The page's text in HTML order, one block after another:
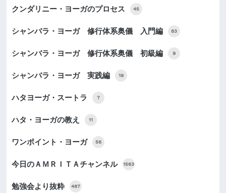
クンダリニー・ヨーガのプロセス 45
シャンバラ・ヨーガ 修行体系奥儀 入門編 83
シャンバラ・ヨーガ 修行体系奥儀 初級編 9
シャンバラ・ヨーガ 実践編 19
ハタヨーガ・スートラ 7
ハタ・ヨーガの教え 11
ワンポイント・ヨーガ 56
今日のＡＭＲＩＴＡチャンネル 1563
勉強会より抜粋 487